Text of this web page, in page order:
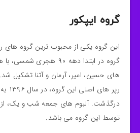
گروه ایپکور
این گروه یکی از محبوب ترین گروه
گروه در ابتدا دهه ۹۰
های حسین، امیر، آرمان و آتنا تشکیل
رپر
درگذشت. آلبوم های جمعه شب و یک، از
توسط این گروه می باشد.